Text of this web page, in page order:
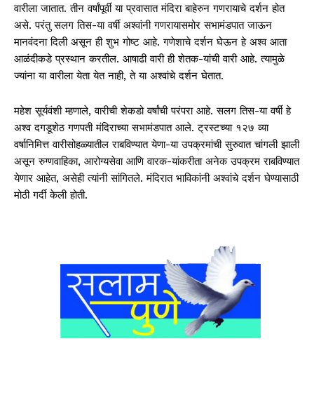
वारीला जातात. तीन वर्षांपूर्वी या प्रवासात मंदिरा बाहेरुन गणरायाचे दर्शन होत
असे. परंतु सलग तिस-या वर्षी अश्वांनी गणरायासमोर सभामंडपात जाऊन
मानवंदना दिली असून ही शुभ गोष्ट आहे. गणेशाचे दर्शन घेऊन हे अश्व आता
आळंदीकडे प्रस्थान करतील. आषाढी वारी ही शेतक-यांची वारी आहे. त्यामुळे
ज्यांना या वारीला येता येत नाही, ते या अश्वांचे दर्शन घेतात.
महेश सूर्यवंशी म्हणाले, वारीची शेकडो वर्षांची परंपरा आहे. सलग तिस-या वर्षी हे
अश्व दगडूशेठ गणपती मंदिराच्या सभामंडपात आले. ट्रस्टच्या १२७ व्या
वर्षानिमित्त वारीसोहळ्यातील राबविण्यात येणा-या उपक्रमांची सुरुवात चांगली झाली
असून रुग्णवाहिका, आरोग्यसेवा आणि वारक-यांकरीता अनेक उपक्रम राबविण्यात
येणार आहेत, असेही त्यांनी सांगितले. मंदिरात भाविकांनी अश्वांचे दर्शन घेण्यासाठी
मोठी गर्दी केली होती.